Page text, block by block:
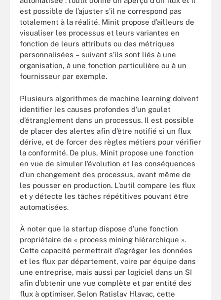
est possible de l’ajuster s’il ne correspond pas
totalement à la réalité. Minit propose d’ailleurs de
visualiser les processus et leurs variantes en
fonction de leurs attributs ou des métriques
personnalisées – suivant s’ils sont liés à une
organisation, à une fonction particulière ou à un
fournisseur par exemple.
Plusieurs algorithmes de machine learning doivent
identifier les causes profondes d’un goulet
d’étranglement dans un processus. Il est possible
de placer des alertes afin d’être notifié si un flux
dérive, et de forcer des règles métiers pour vérifier
la conformité. De plus, Minit propose une fonction
en vue de simuler l’évolution et les conséquences
d’un changement des processus, avant même de
les pousser en production. L’outil compare les flux
et y détecte les tâches répétitives pouvant être
automatisées.
À noter que la startup dispose d’une fonction
propriétaire de « process mining hiérarchique ».
Cette capacité permettrait d’agréger les données
et les flux par département, voire par équipe dans
une entreprise, mais aussi par logiciel dans un SI
afin d’obtenir une vue complète et par entité des
flux à optimiser. Selon Ratislav Hlavac, cette